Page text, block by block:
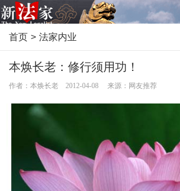
首页 > 法家内业
本焕长老：修行须用功！
作者：本焕长老 2012-04-08 来源：网友推荐